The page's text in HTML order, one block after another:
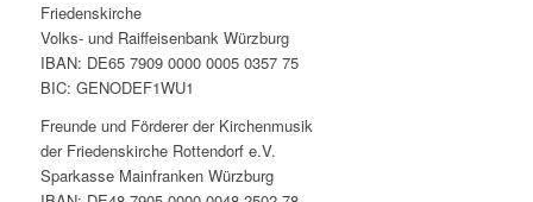
Friedenskirche
Volks- und Raiffeisenbank Würzburg
IBAN: DE65 7909 0000 0005 0357 75
BIC: GENODEF1WU1
Freunde und Förderer der Kirchenmusik
der Friedenskirche Rottendorf e.V.
Sparkasse Mainfranken Würzburg